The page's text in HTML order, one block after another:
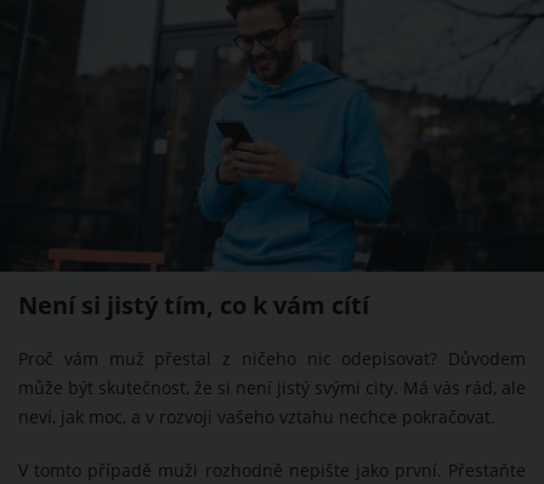
Není si jistý tím, co k vám cítí
Proč vám muž přestal z ničeho nic odepisovat? Důvodem
může být skutečnost, že si není jistý svými city. Má vás rád, ale
neví, jak moc, a v rozvoji vašeho vztahu nechce pokračovat.
V tomto případě muži rozhodně nepište jako první. Přestaňte